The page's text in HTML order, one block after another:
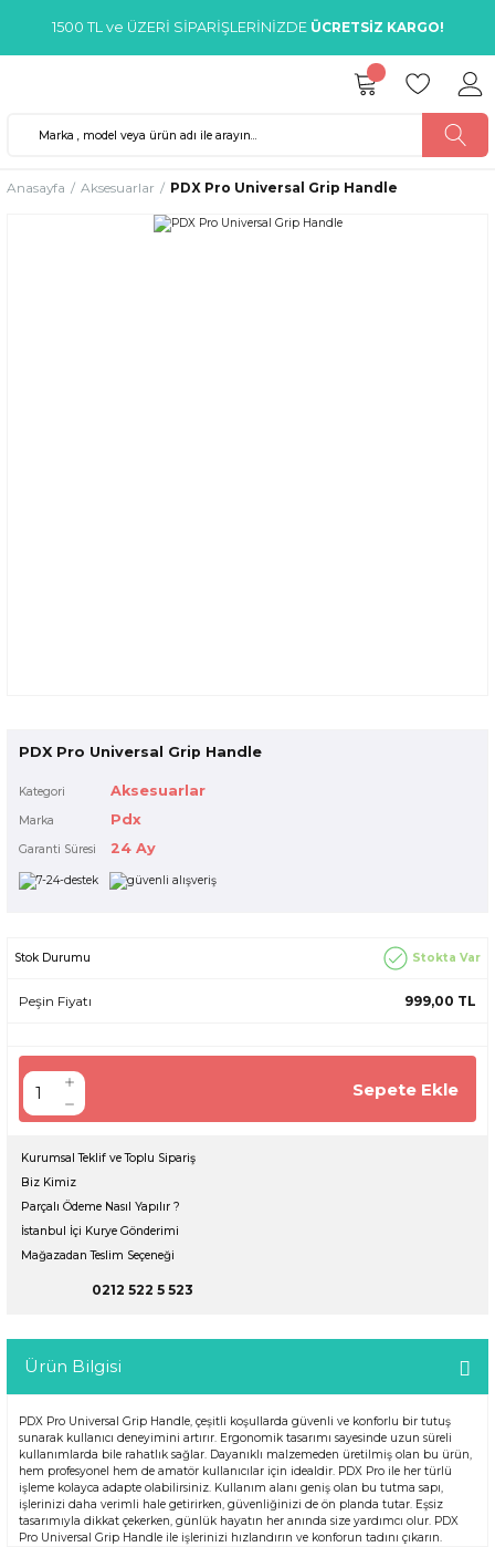
1500 TL ve ÜZERİ SİPARİŞLERİNİZDE ÜCRETSİZ KARGO!
Anasayfa Aksesuarlar PDX Pro Universal Grip Handle
PDX Pro Universal Grip Handle
Kategori Aksesuarlar
Marka Pdx
Garanti Süresi 24 Ay
Stok Durumu Stokta Var
Peşin Fiyatı 999,00 TL
Sepete Ekle
Kurumsal Teklif ve Toplu Sipariş
Biz Kimiz
Parçalı Ödeme Nasıl Yapılır ?
İstanbul İçi Kurye Gönderimi
Mağazadan Teslim Seçeneği
0212 522 5 523
Ürün Bilgisi
PDX Pro Universal Grip Handle, çeşitli koşullarda güvenli ve konforlu bir tutuş
sunarak kullanıcı deneyimini artırır. Ergonomik tasarımı sayesinde uzun süreli
kullanımlarda bile rahatlık sağlar. Dayanıklı malzemeden üretilmiş olan bu ürün,
hem profesyonel hem de amatör kullanıcılar için idealdir. PDX Pro ile her türlü
işleme kolayca adapte olabilirsiniz. Kullanım alanı geniş olan bu tutma sapı,
işlerinizi daha verimli hale getirirken, güvenliğinizi de ön planda tutar. Eşsiz
tasarımıyla dikkat çekerken, günlük hayatın her anında size yardımcı olur. PDX
Pro Universal Grip Handle ile işlerinizi hızlandırın ve konforun tadını çıkarın.